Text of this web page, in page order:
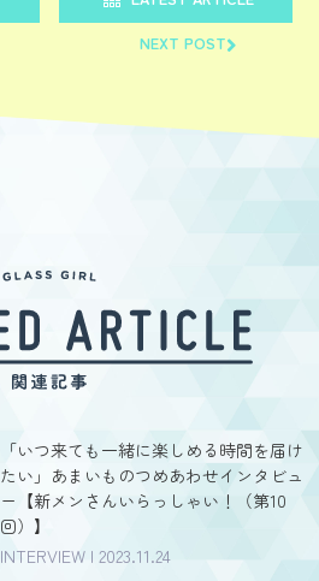
NEXT POST
「いつ来ても一緒に楽しめる時間を届け
たい」あまいものつめあわせインタビュ
ー【新メンさんいらっしゃい！（第10
回）】
INTERVIEW | 2023.11.24